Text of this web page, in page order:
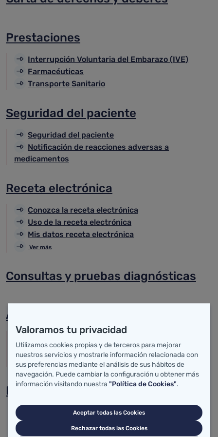
Prestaciones
Interrupción Voluntaria del Embarazo (IVE)
Farmacéuticas
Transporte Sanitario
Seguridad del paciente
Seguridad del paciente
Notificación de reacciones adversas a
medicamentos
Receta electrónica
Conozca la receta electrónica
Uso de la receta electrónica
Mis datos receta electrónica
Ver más
Consultas y pruebas diagnósticas
Asistencia Sanitaria Transfronteriza
Ciudadanos asegurados en Cantabria
Ciudadano asegurado en otro estado de la UE
Punto de información
Incapacidad Temporal
Valoramos tu privacidad
Utilizamos cookies propias y de terceros para mejorar
nuestros servicios y mostrarle información relacionada con
sus preferencias mediante el análisis de sus hábitos de
navegación. Puede cambiar la configuración u obtener más
información visitando nuestra "Política de Cookies".
Aceptar todas las Cookies
Rechazar todas las Cookies